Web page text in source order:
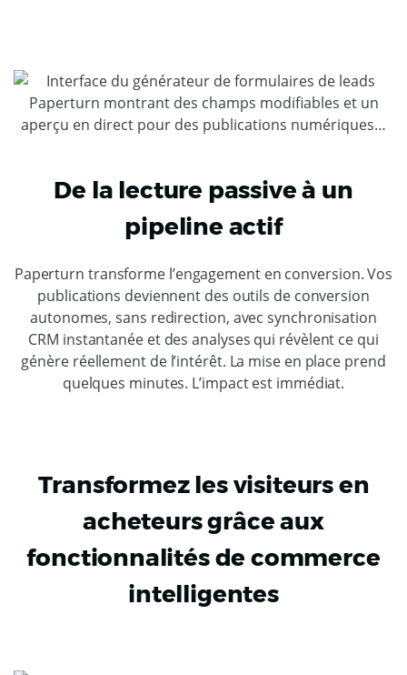
De la lecture passive à un
pipeline actif
Paperturn transforme l’engagement en conversion. Vos
publications deviennent des outils de conversion
autonomes, sans redirection, avec synchronisation
CRM instantanée et des analyses qui révèlent ce qui
génère réellement de l’intérêt. La mise en place prend
quelques minutes. L’impact est immédiat.
Transformez les visiteurs en
acheteurs grâce aux
fonctionnalités de commerce
intelligentes